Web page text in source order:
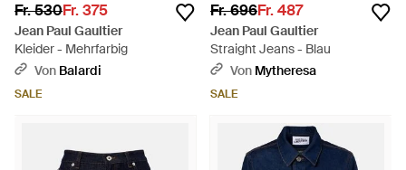
Fr. 530Fr. 375
Jean Paul Gaultier
Kleider - Mehrfarbig
Von Balardi
SALE
Fr. 696Fr. 487
Jean Paul Gaultier
Straight Jeans - Blau
Von Mytheresa
SALE